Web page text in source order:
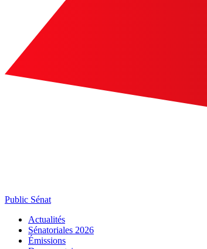
Public Sénat
Actualités
Sénatoriales 2026
Émissions